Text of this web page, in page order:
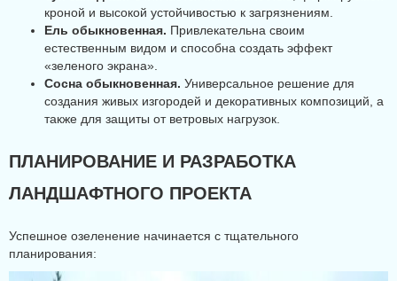
кроной и высокой устойчивостью к загрязнениям.
Ель обыкновенная. Привлекательна своим
естественным видом и способна создать эффект
«зеленого экрана».
Сосна обыкновенная. Универсальное решение для
создания живых изгородей и декоративных композиций, а
также для защиты от ветровых нагрузок.
ПЛАНИРОВАНИЕ И РАЗРАБОТКА
ЛАНДШАФТНОГО ПРОЕКТА
Успешное озеленение начинается с тщательного
планирования: